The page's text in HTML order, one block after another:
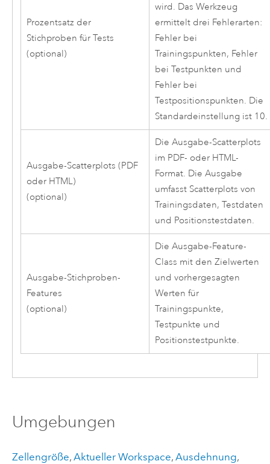
Prozentsatz der
Stichproben für Tests
(optional)
wird. Das Werkzeug
ermittelt drei Fehlerarten:
Fehler bei
Trainingspunkten, Fehler
bei Testpunkten und
Fehler bei
Testpositionspunkten. Die
Standardeinstellung ist 10.
Ausgabe-Scatterplots (PDF
oder HTML)
(optional)
Die Ausgabe-Scatterplots
im PDF- oder HTML-
Format. Die Ausgabe
umfasst Scatterplots von
Trainingsdaten, Testdaten
und Positionstestdaten.
Ausgabe-Stichproben-
Features
(optional)
Die Ausgabe-Feature-
Class mit den Zielwerten
und vorhergesagten
Werten für
Trainingspunkte,
Testpunkte und
Positionstestpunkte.
Umgebungen
Zellengröße, Aktueller Workspace, Ausdehnung,